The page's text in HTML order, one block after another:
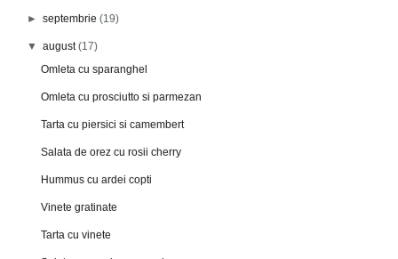
►septembrie(19)
▼august(17)
Omleta cu sparanghel
Omleta cu prosciutto si parmezan
Tarta cu piersici si camembert
Salata de orez cu rosii cherry
Hummus cu ardei copti
Vinete gratinate
Tarta cu vinete